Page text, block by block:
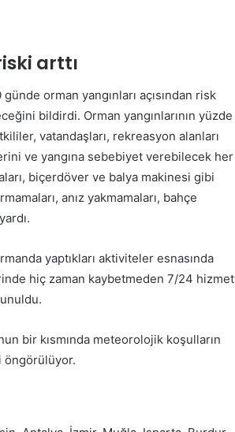
arttı
orman yangınları açısından risk
bildirdi. Orman yangınlarının yüzde
vatandaşları, rekreasyon alanları
ve yangına sebebiyet verebilecek her
biçerdöver ve balya makinesi gibi
anız yakmamaları, bahçe
yaptıkları aktiviteler esnasında
hiç zaman kaybetmeden 7/24 hizmet
bir kısmında meteorolojik koşulların
öngörülüyor.